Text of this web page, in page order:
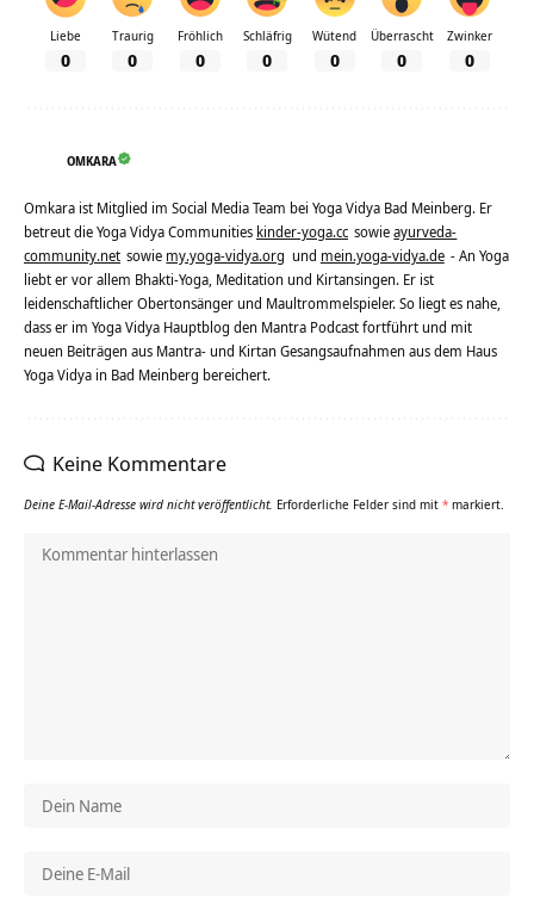
Liebe
0
Traurig
0
Fröhlich
0
Schläfrig
0
Wütend
0
Überrascht
0
Zwinker
0
OMKARA
Omkara ist Mitglied im Social Media Team bei Yoga Vidya Bad Meinberg. Er
betreut die Yoga Vidya Communities kinder-yoga.cc sowieayurveda-
community.net sowie my.yoga-vidya.org und mein.yoga-vidya.de - An Yoga
liebt er vor allem Bhakti-Yoga, Meditation und Kirtansingen. Er ist
leidenschaftlicher Obertonsänger und Maultrommelspieler. So liegt es nahe,
dass er im Yoga Vidya Hauptblog den Mantra Podcast fortführt und mit
neuen Beiträgen aus Mantra- und Kirtan Gesangsaufnahmen aus dem Haus
Yoga Vidya in Bad Meinberg bereichert.
Keine Kommentare
Deine E-Mail-Adresse wird nicht veröffentlicht. Erforderliche Felder sind mit * markiert.